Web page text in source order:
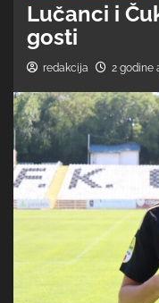
Lučanci i
gosti
redakcija 2 godine